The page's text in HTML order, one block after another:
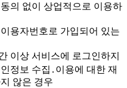
의 없이 상업적으로 이용하
용자번호로 가입되어 있는
이상 서비스에 로그인하지
정보 수집․이용에 대한 재
않은 경우